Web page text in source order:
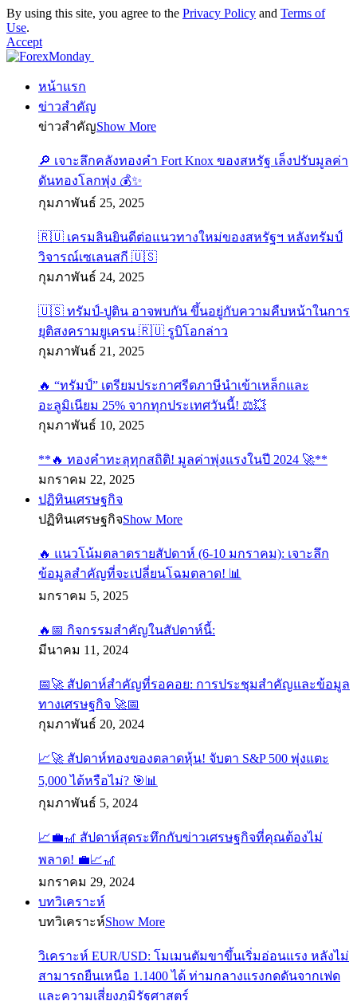
By using this site, you agree to the Privacy Policy and Terms of
Use.
Accept
หน้าแรก
ข่าวสำคัญ
ข่าวสำคัญShow More
🔎 เจาะลึกคลังทองคำ Fort Knox ของสหรัฐ เล็งปรับมูลค่า
ดันทองโลกพุ่ง 💰✨
กุมภาพันธ์ 25, 2025
🇷🇺 เครมลินยินดีต่อแนวทางใหม่ของสหรัฐฯ หลังทรัมป์
วิจารณ์เซเลนสกี 🇺🇸
กุมภาพันธ์ 24, 2025
🇺🇸 ทรัมป์-ปูติน อาจพบกัน ขึ้นอยู่กับความคืบหน้าในการ
ยุติสงครามยูเครน 🇷🇺 รูบิโอกล่าว
กุมภาพันธ์ 21, 2025
🔥 “ทรัมป์” เตรียมประกาศรีดภาษีนำเข้าเหล็กและ
อะลูมิเนียม 25% จากทุกประเทศวันนี้! ⚖️💥
กุมภาพันธ์ 10, 2025
**🔥 ทองคำทะลุทุกสถิติ! มูลค่าพุ่งแรงในปี 2024 🚀**
มกราคม 22, 2025
ปฏิทินเศรษฐกิจ
ปฏิทินเศรษฐกิจShow More
🔥 แนวโน้มตลาดรายสัปดาห์ (6-10 มกราคม): เจาะลึก
ข้อมูลสำคัญที่จะเปลี่ยนโฉมตลาด! 📊
มกราคม 5, 2025
🔥📅 กิจกรรมสำคัญในสัปดาห์นี้:
มีนาคม 11, 2024
📅🚀 สัปดาห์สำคัญที่รอคอย: การประชุมสำคัญและข้อมูล
ทางเศรษฐกิจ 🚀📅
กุมภาพันธ์ 20, 2024
📈🚀 สัปดาห์ทองของตลาดหุ้น! จับตา S&P 500 พุ่งแตะ
5,000 ได้หรือไม่? 🎯📊
กุมภาพันธ์ 5, 2024
📈💼🎢 สัปดาห์สุดระทึกกับข่าวเศรษฐกิจที่คุณต้องไม่
พลาด! 💼📈🎢
มกราคม 29, 2024
บทวิเคราะห์
บทวิเคราะห์Show More
วิเคราะห์ EUR/USD: โมเมนตัมขาขึ้นเริ่มอ่อนแรง หลังไม่
สามารถยืนเหนือ 1.1400 ได้ ท่ามกลางแรงกดดันจากเฟด
และความเสี่ยงภูมิรัฐศาสตร์